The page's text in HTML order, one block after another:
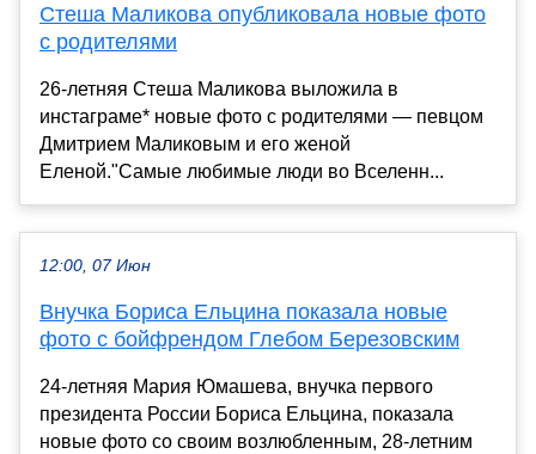
Стеша Маликова опубликовала новые фото
с родителями
26-летняя Стеша Маликова выложила в
инстаграме* новые фото с родителями — певцом
Дмитрием Маликовым и его женой
Еленой."Самые любимые люди во Вселенн...
12:00, 07 Июн
Внучка Бориса Ельцина показала новые
фото с бойфрендом Глебом Березовским
24-летняя Мария Юмашева, внучка первого
президента России Бориса Ельцина, показала
новые фото со своим возлюбленным, 28-летним